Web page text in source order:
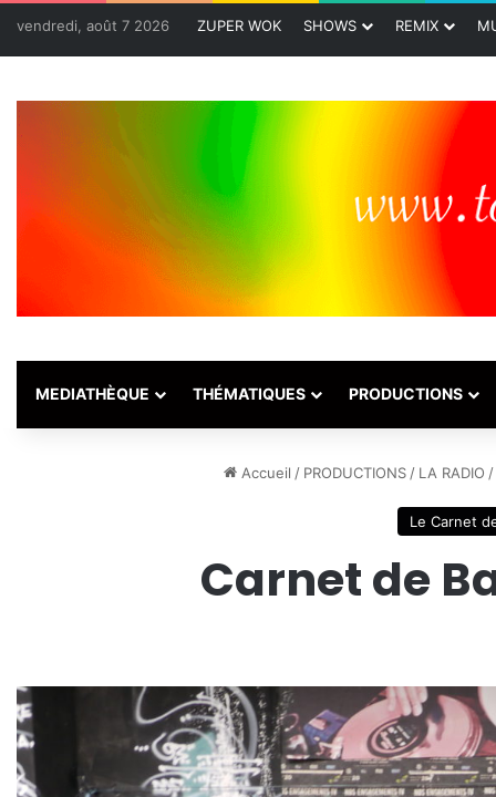
vendredi, août 7 2026 ZUPER WOK SHOWS REMIX
MEDIATHÈQUE THÉMATIQUES PRODUCTIONS
Accueil / PRODUCTIONS / LA RADIO /
Le Carnet
Carnet de